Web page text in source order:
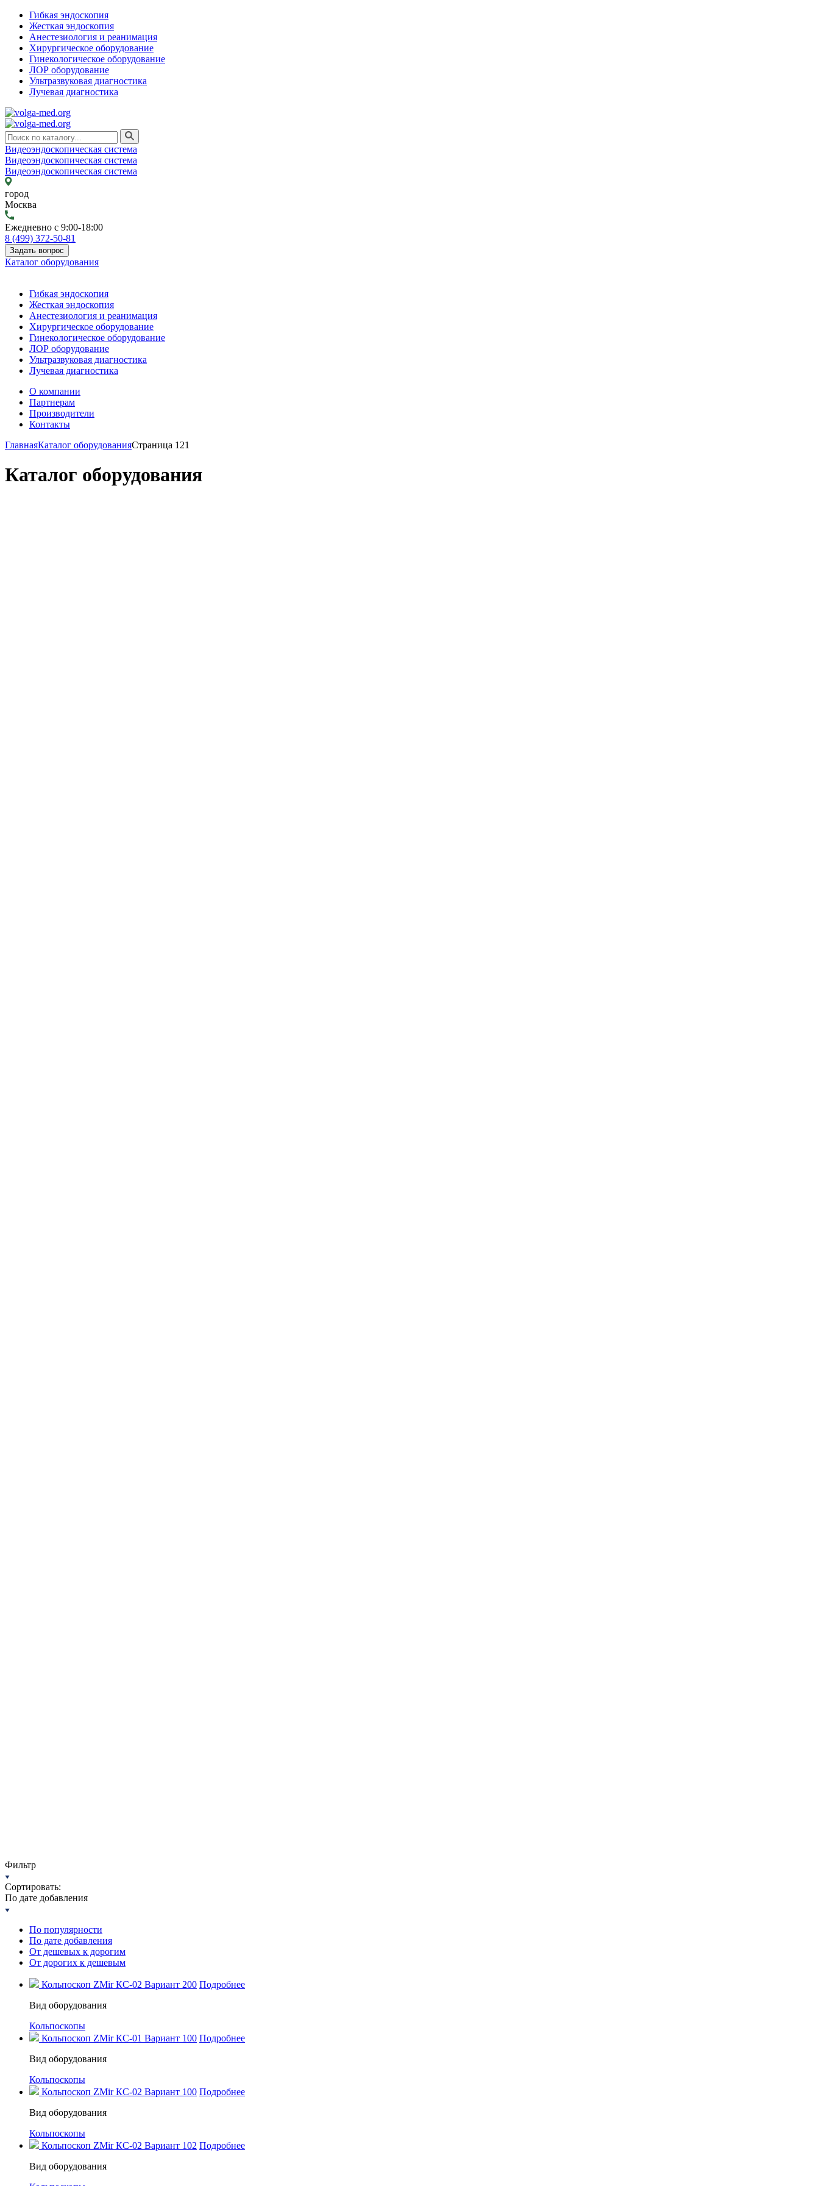
Гибкая эндоскопия
Жесткая эндоскопия
Анестезиология и реанимация
Хирургическое оборудование
Гинекологическое оборудование
ЛОР оборудование
Ультразвуковая диагностика
Лучевая диагностика
Видеоэндоскопическая система
Видеоэндоскопическая система
Видеоэндоскопическая система
город
Москва
Ежедневно с 9:00-18:00
8 (499) 372-50-81
Задать вопрос
Каталог оборудования
Гибкая эндоскопия
Жесткая эндоскопия
Анестезиология и реанимация
Хирургическое оборудование
Гинекологическое оборудование
ЛОР оборудование
Ультразвуковая диагностика
Лучевая диагностика
О компании
Партнерам
Производители
Контакты
ГлавнаяКаталог оборудованияСтраница 121
Каталог оборудования
Фильтр
Сортировать:
По дате добавления
По популярности
По дате добавления
От дешевых к дорогим
От дорогих к дешевым
Кольпоскоп ZMir КС-02 Вариант 200 Подробнее
Вид оборудования
Кольпоскопы
Кольпоскоп ZMir КС-01 Вариант 100 Подробнее
Вид оборудования
Кольпоскопы
Кольпоскоп ZMir КС-02 Вариант 100 Подробнее
Вид оборудования
Кольпоскопы
Кольпоскоп ZMir КС-02 Вариант 102 Подробнее
Вид оборудования